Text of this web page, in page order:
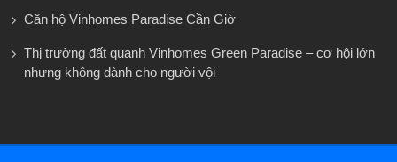
Căn hộ Vinhomes Paradise Cần Giờ
Thị trường đất quanh Vinhomes Green Paradise – cơ hội lớn
nhưng không dành cho người vội